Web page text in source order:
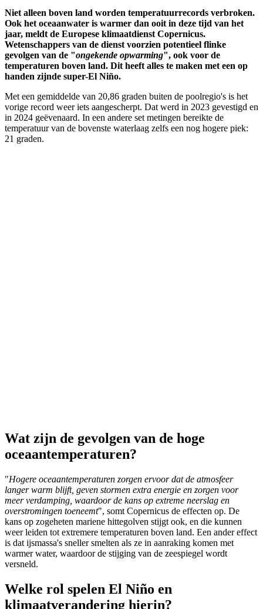
Niet alleen boven land worden temperatuurrecords verbroken.
Ook het oceaanwater is warmer dan ooit in deze tijd van het
jaar, meldt de Europese klimaatdienst Copernicus.
Wetenschappers van de dienst voorzien potentieel flinke
gevolgen van de "ongekende opwarming", ook voor de
temperaturen boven land. Dit heeft alles te maken met een op
handen zijnde super-El Niño.
Met een gemiddelde van 20,86 graden buiten de poolregio's is het
vorige record weer iets aangescherpt. Dat werd in 2023 gevestigd en
in 2024 geëvenaard. In een andere set metingen bereikte de
temperatuur van de bovenste waterlaag zelfs een nog hogere piek:
21 graden.
Wat zijn de gevolgen van de hoge
oceaantemperaturen?
"Hogere oceaantemperaturen zorgen ervoor dat de atmosfeer
langer warm blijft, geven stormen extra energie en zorgen voor
meer verdamping, waardoor de kans op extreme neerslag en
overstromingen toeneemt", somt Copernicus de effecten op. De
kans op zogeheten mariene hittegolven stijgt ook, en die kunnen
weer leiden tot extremere temperaturen boven land. Een ander effect
is dat ijsmassa's sneller smelten als ze in aanraking komen met
warmer water, waardoor de stijging van de zeespiegel wordt
versneld.
Welke rol spelen El Niño en
klimaatverandering hierin?